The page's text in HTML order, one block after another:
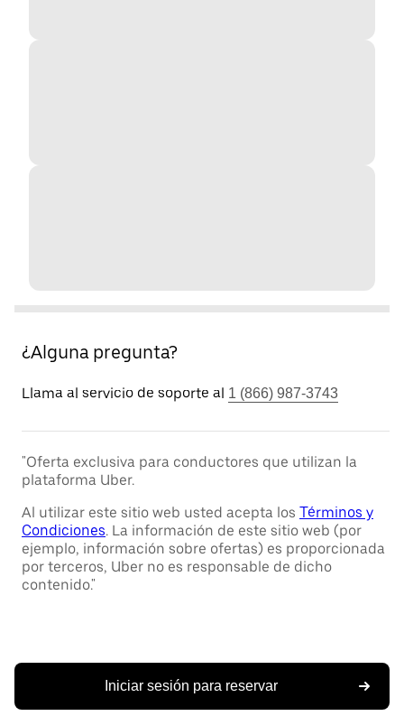
¿Alguna pregunta?
Llama al servicio de soporte al 1 (866) 987-3743
"Oferta exclusiva para conductores que utilizan la
plataforma Uber.
Al utilizar este sitio web usted acepta los Términos y
Condiciones. La información de este sitio web (por
ejemplo, información sobre ofertas) es proporcionada
por terceros, Uber no es responsable de dicho
contenido."
Iniciar sesión para reservar